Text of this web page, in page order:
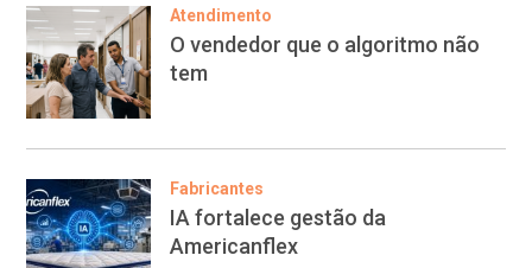
Atendimento
O vendedor que o algoritmo não
tem
Fabricantes
IA fortalece gestão da
Americanflex